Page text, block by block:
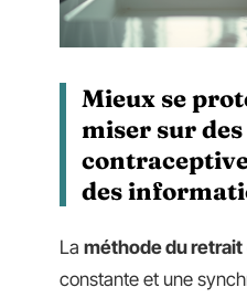
Mieux se
miser sur
des
La méthode du retrait
constante et une